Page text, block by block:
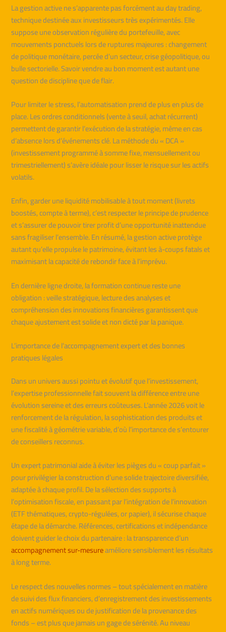
La gestion active ne s’apparente pas forcément au day trading,
technique destinée aux investisseurs très expérimentés. Elle
suppose une observation régulière du portefeuille, avec
mouvements ponctuels lors de ruptures majeures : changement
de politique monétaire, percée d’un secteur, crise géopolitique, ou
bulle sectorielle. Savoir vendre au bon moment est autant une
question de discipline que de flair.
Pour limiter le stress, l’automatisation prend de plus en plus de
place. Les ordres conditionnels (vente à seuil, achat récurrent)
permettent de garantir l’exécution de la stratégie, même en cas
d’absence lors d’événements clé. La méthode du « DCA »
(investissement programmé à somme fixe, mensuellement ou
trimestriellement) s’avère idéale pour lisser le risque sur les actifs
volatils.
Enfin, garder une liquidité mobilisable à tout moment (livrets
boostés, compte à terme), c’est respecter le principe de prudence
et s’assurer de pouvoir tirer profit d’une opportunité inattendue
sans fragiliser l’ensemble. En résumé, la gestion active protège
autant qu’elle propulse le patrimoine, évitant les à-coups fatals et
maximisant la capacité de rebondir face à l’imprévu.
En dernière ligne droite, la formation continue reste une
obligation : veille stratégique, lecture des analyses et
compréhension des innovations financières garantissent que
chaque ajustement est solide et non dicté par la panique.
L’importance de l’accompagnement expert et des bonnes
pratiques légales
Dans un univers aussi pointu et évolutif que l’investissement,
l’expertise professionnelle fait souvent la différence entre une
évolution sereine et des erreurs coûteuses. L’année 2026 voit le
renforcement de la régulation, la sophistication des produits et
une fiscalité à géométrie variable, d’où l’importance de s’entourer
de conseillers reconnus.
Un expert patrimonial aide à éviter les pièges du « coup parfait »
pour privilégier la construction d’une solide trajectoire diversifiée,
adaptée à chaque profil. De la sélection des supports à
l’optimisation fiscale, en passant par l’intégration de l’innovation
(ETF thématiques, crypto-régulées, or papier), il sécurise chaque
étape de la démarche. Références, certifications et indépendance
doivent guider le choix du partenaire : la transparence d’un
accompagnement sur-mesureaméliore sensiblement les résultats
à long terme.
Le respect des nouvelles normes – tout spécialement en matière
de suivi des flux financiers, d’enregistrement des investissements
en actifs numériques ou de justification de la provenance des
fonds – est plus que jamais un gage de sérénité. Au niveau